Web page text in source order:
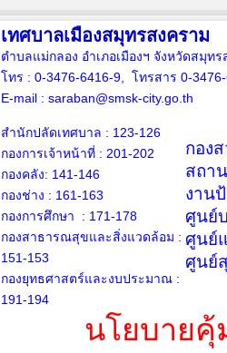
เทศบาลเมืองสมุทรสงคราม
ตำบลแม่กลอง อำเภอเมืองฯ จังหวัดสมุท
โทร : 0-3476-6416-9, โทรสาร 0-
E-mail : saraban@smsk-city.go.th
สำนักปลัดเทศบาล : 123-126
กองการเจ้าหน้าที่ : 201-202
กองคลัง: 141-146
กองช่าง : 161-163
กองการศึกษา : 171-178
กองสาธารณสุขและสิ่งแวดล้อม :
151-153
กองยุทธศาสตร์และงบประมาณ :
191-194
กอง
สถา
งาน
ศูนย์
ศูนย์
ศูนย์
นโยบาย